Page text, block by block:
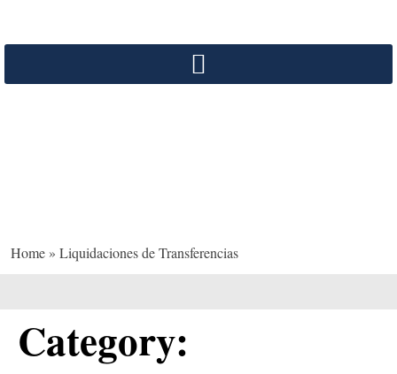
Home » Liquidaciones de Transferencias
Category: